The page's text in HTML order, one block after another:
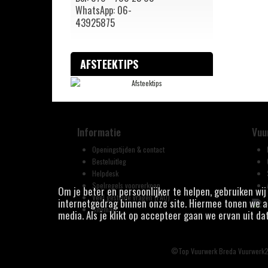
WhatsApp: 06-
43925875
AFSTEEKTIPS
Informatie
Openingstijden & contact
Besteluitleg
Helpdesk
Spelregels voorverkoop
Veel gestelde vragen (FAQ)
Sitemap
©Top Vuurwerk Breda
Om je beter en persoonlijker te helpen, gebruiken
internetgedrag binnen onze site. Hiermee tonen
media. Als je klikt op accepteer gaan we ervan uit